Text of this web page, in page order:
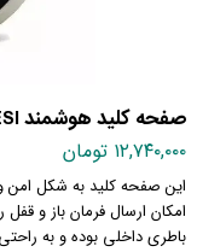
صفحه کلید هوشمند DESI
۱۲,۷۴۰,۰۰۰ تومان
امکان ارسال فرمان باز و
باطری داخلی بوده و به